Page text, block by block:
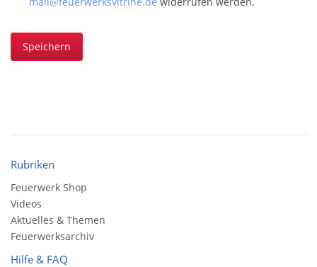
Speichern
Rubriken
Feuerwerk Shop
Videos
Aktuelles & Themen
Feuerwerksarchiv
Hilfe & FAQ